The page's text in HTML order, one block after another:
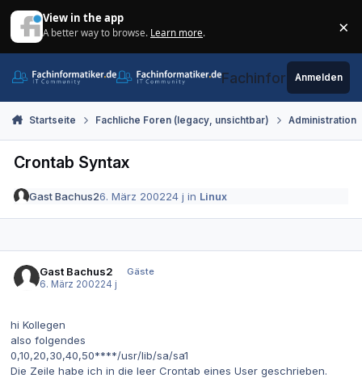
View in the app
A better way to browse. Learn more. ×
Fachinformatiker.de
Anmelden
Startseite Fachliche Foren (legacy, unsichtbar) Administration
Crontab Syntax
Gast Bachus26. März 200224 j in Linux
Gast Bachus2
Gäste
6. März 200224 j
hi Kollegen
also folgendes
0,10,20,30,40,50****/usr/lib/sa/sa1
Die Zeile habe ich in die leer Crontab eines User geschrieben.